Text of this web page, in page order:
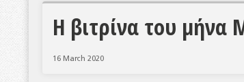
Η βιτρίνα του μήνα
16 March 2020